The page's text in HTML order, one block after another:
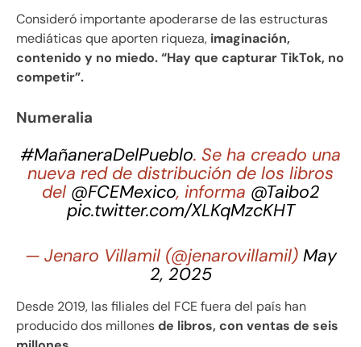
Consideró importante apoderarse de las estructuras
mediáticas que aporten riqueza, imaginación,
contenido y no miedo. “Hay que capturar TikTok, no
competir”.
Numeralia
#MañaneraDelPueblo. Se ha creado una
nueva red de distribución de los libros
del @FCEMexico, informa @Taibo2
pic.twitter.com/XLKqMzcKHT
— Jenaro Villamil (@jenarovillamil) May
2, 2025
Desde 2019, las filiales del FCE fuera del país han
producido dos millonesde libros, con ventas de seis